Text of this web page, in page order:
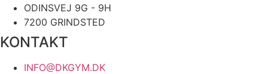
ODINSVEJ 9G - 9H
7200 GRINDSTED
KONTAKT
INFO@DKGYM.DK